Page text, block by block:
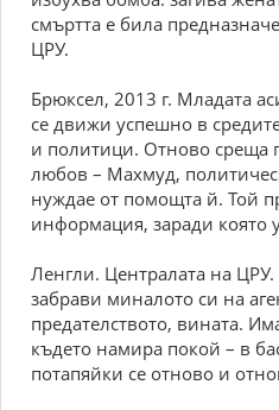
смъртта е била
ЦРУ.
Брюксел, 2013 г. Младата
се движи успешно в
и политици. Отново среща
любов – Махмуд,
нуждае от помощта й. Той
информация, заради която
Ленгли. Централата на
забрави миналото си на
предателството, вината.
където намира покой – в
потапяйки се отново и